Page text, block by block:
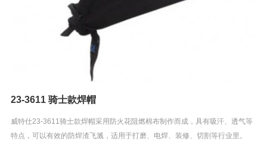
23-3611 骑士款焊帽
威特仕23-3611骑士款焊帽采用防火花阻燃棉布制作而成，具有吸汗、透气等
特点，可以有效的防焊渣飞溅，适用于打磨、电焊、装修、切割等行业里。